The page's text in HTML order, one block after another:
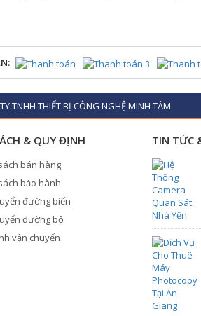
TNHH THIẾT BỊ CÔNG NGHỆ MINH TÂM
& QUY ĐỊNH
bán hàng
bảo hành
đường biển
đường bộ
vận chuyển
TIN TỨC